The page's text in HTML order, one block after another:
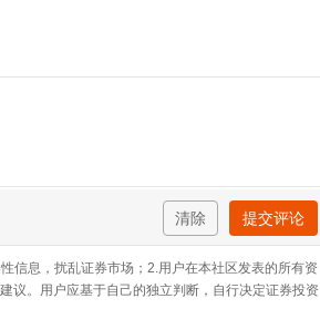
清除 提交评论
信息，扰乱证券市场；2.用户在本社区发表的所有资
议。用户应基于自己的独立判断，自行决定证券投资